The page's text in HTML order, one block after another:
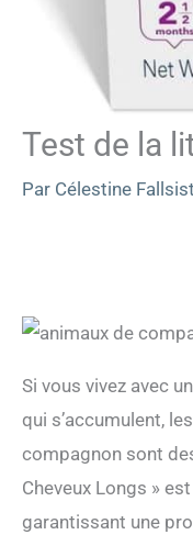
Test de la
Par Célestine
Si vous vivez avec
qui s’accumulent,
compagnon sont
Cheveux Longs »
garantissant une